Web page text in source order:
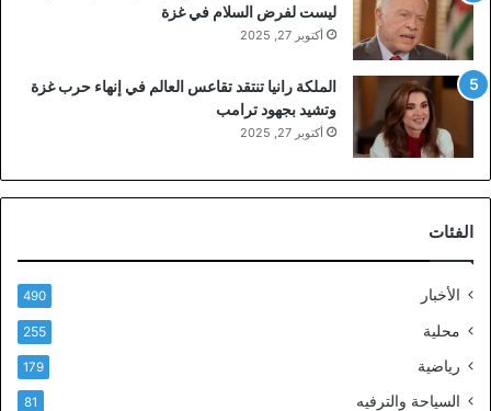
ليست لفرض السلام في غزة
أكتوبر 27, 2025
الملكة رانيا تنتقد تقاعس العالم في إنهاء حرب غزة
وتشيد بجهود ترامب
أكتوبر 27, 2025
الفئات
الأخبار 490
محلية 255
رياضية 179
السياحة والترفيه 81